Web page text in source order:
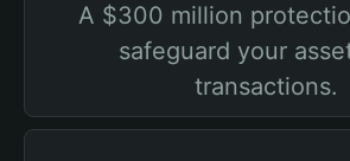
A $300 million
safeguard your
transactions.